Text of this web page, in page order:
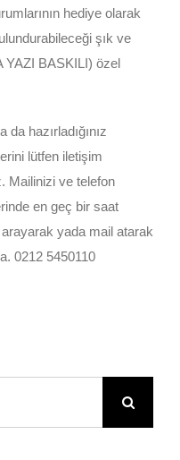
hediye olarak
şık ve
YAZI BASKILI) özel
hazırladığınız
lütfen iletişim
Mailinizi ve telefon
en geç bir saat
yada mail atarak
0212 5450110